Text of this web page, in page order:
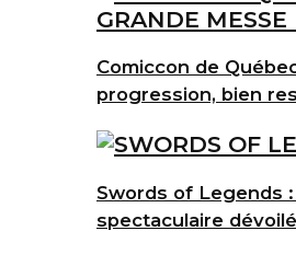
Comiccon de
progression, bien
Swords of Legends
spectaculaire dévoilé